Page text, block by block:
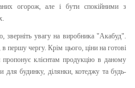
огорож, але і бути спокійними з
зверніть увагу на виробника "Акабуд".
першу чергу. Крім цього, ціни на готові
пропонує клієнтам продукцію в даному
для будинку, ділянки, котеджу та будь-